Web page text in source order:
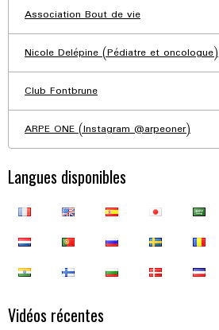
Association Bout de vie
Nicole Delépine (Pédiatre et oncologue)
Club Fontbrune
ARPE ONE (Instagram @arpeoner)
Langues disponibles
Vidéos récentes